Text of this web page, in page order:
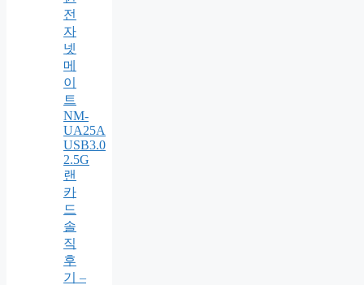
전
자
넷
메
이
트
NM-
UA25A
USB3.0
2.5G
랜
카
드
솔
직
후
기 –